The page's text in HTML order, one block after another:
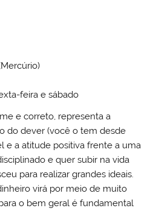
feira e sábado
e correto, representa a
do dever (você o tem desde
e a atitude positiva frente a uma
e quer subir na vida
para realizar grandes ideais.
virá por meio de muito
o bem geral é fundamental